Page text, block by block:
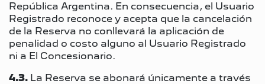
República Argentina. En consecuencia, el Usuario
Registrado reconoce y acepta que la cancelación
de la Reserva no conllevará la aplicación de
penalidad o costo alguno al Usuario Registrado
ni a El Concesionario.
4.3. La Reserva se abonará únicamente a través